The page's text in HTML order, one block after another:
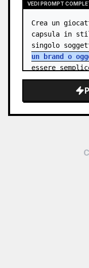
VEDI PROMPT
Crea un
capsula in
singolo
un brand o
essere
nella sua